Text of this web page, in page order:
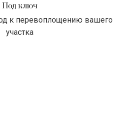
Под ключ
к перевоплощению вашего
участка